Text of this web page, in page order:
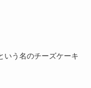
いう名のチーズケーキ